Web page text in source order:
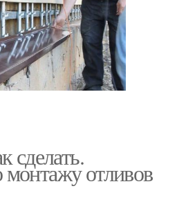
сделать.
отливов